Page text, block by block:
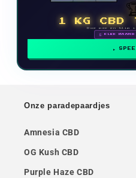
1 KG CBD
Doe mee en klim
🗓 ELKE MAAND
Onze paradepaardjes
Amnesia CBD
OG Kush CBD
Purple Haze CBD